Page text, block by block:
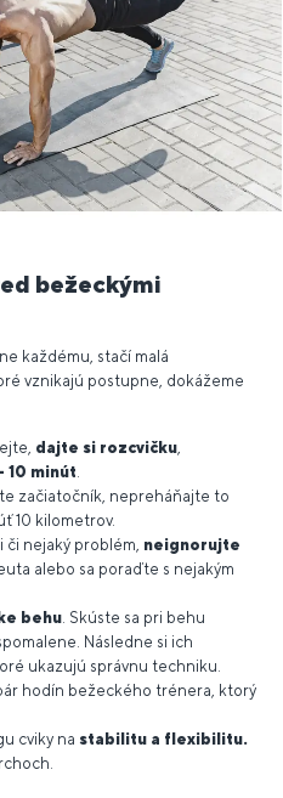
bežeckými
každému, stačí malá
vznikajú postupne, dokážeme
dajte si rozcvičku
10 minút
začiatočník, nepreháňajte to
10 kilometrov.
nejaký problém, neignorujte
alebo sa poraďte s nejakým
behu . Skúste sa pri behu
Následne si ich
ukazujú správnu techniku.
hodín bežeckého trénera, ktorý
cviky na stabilitu a flexibilitu.